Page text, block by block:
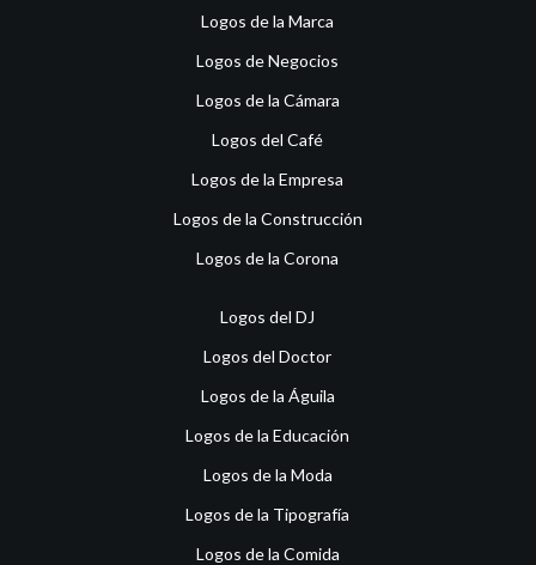
Logos de la Marca
Logos de Negocios
Logos de la Cámara
Logos del Café
Logos de la Empresa
Logos de la Construcción
Logos de la Corona
Logos del DJ
Logos del Doctor
Logos de la Águila
Logos de la Educación
Logos de la Moda
Logos de la Tipografía
Logos de la Comida